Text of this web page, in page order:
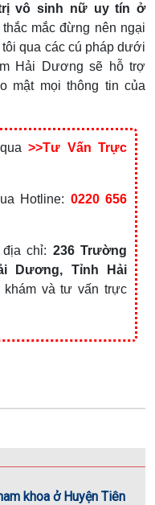
vô sinh nữ uy tín ở
thắc mắc đừng nên ngại
qua các cú pháp dưới
Hải Dương sẽ hỗ trợ
mật mọi thông tin của
>>Tư Vấn Trực
Hotline: 0220 656
chỉ: 236 Trường
Dương, Tỉnh Hải
và tư vấn trực
khoa ở Huyện Tiên